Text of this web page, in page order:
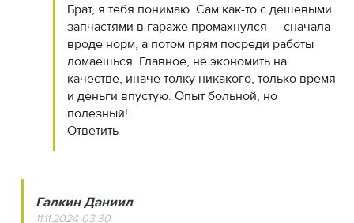
Брат, я тебя понимаю. Сам как-то с дешевыми
запчастями в гараже промахнулся — сначала
вроде норм, а потом прям посреди работы
ломаешься. Главное, не экономить на
качестве, иначе толку никакого, только время
и деньги впустую. Опыт больной, но
полезный!
Ответить
Галкин Даниил
11.11.2024 03:30